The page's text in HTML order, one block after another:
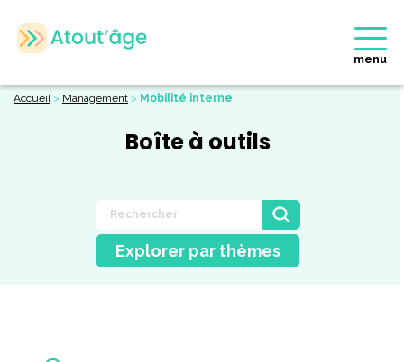
menu
Accueil> Management > Mobilité interne
Boîte à outils
Explorer par thèmes